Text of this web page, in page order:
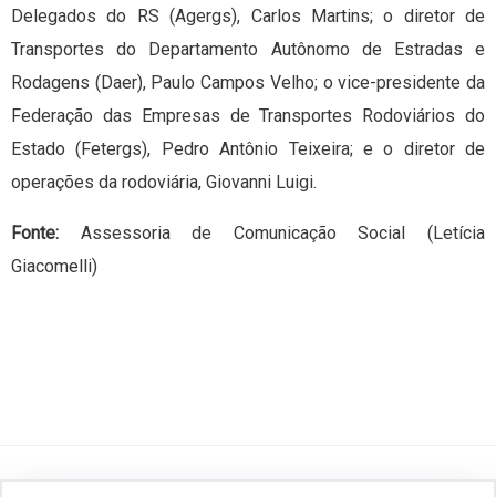
Delegados do RS (Agergs), Carlos Martins; o diretor de
Transportes do Departamento Autônomo de Estradas e
Rodagens (Daer), Paulo Campos Velho; o vice-presidente da
Federação das Empresas de Transportes Rodoviários do
Estado (Fetergs), Pedro Antônio Teixeira; e o diretor de
operações da rodoviária, Giovanni Luigi.
Fonte: Assessoria de Comunicação Social (Letícia
Giacomelli)